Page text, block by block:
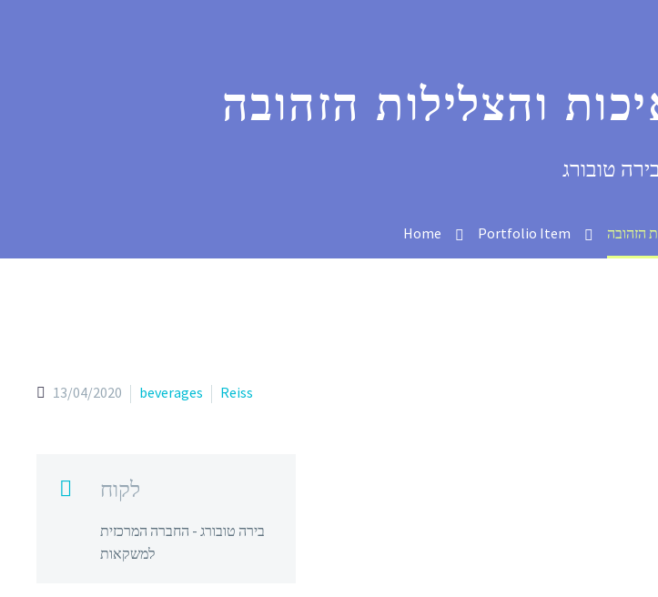
והצלילות הזהובה
טובורג
Home Portfolio Item הזהובה
13/04/2020 beverages Reiss
 לקוח
בירה טובורג - החברה המרכזית
למשקאות